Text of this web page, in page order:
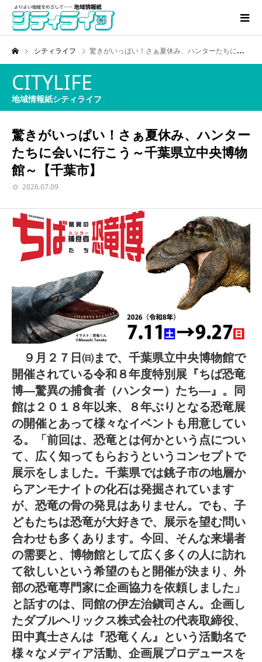
シティライフ 驚きがいっぱい！さぁ夏休み、ハンターたちに会いに行こう～千葉県立中央博物館～【千葉市】
CITYLIFE
地域情報紙シティライフ
驚きがいっぱい！さぁ夏休み、ハンター
たちに会いに行こう～千葉県立中央博物
館～【千葉市】
2026.07.09
９月２７日㈰まで、千葉県立中央博物館で
開催されている令和８年度特別展『ちば恐竜
博―驚異の捕食者（ハンター）たち―』。同
館は２０１８年以来、８年ぶりとなる恐竜展
の開催とあって様々なイベントも用意してい
る。「前回は、恐竜とは何かという点につい
て、広く知ってもらおうというコンセプトで
展示をしました。千葉県では銚子市の地層か
らアンモナイトの化石は発掘されています
が、恐竜の骨の発見はありません。でも、子
どもたちは恐竜が大好きで、展示を望む問い
合わせも多くあります。今回、そんな来場者
の需要と、博物館として広く多くの人に訪れ
て欲しいという希望のもと開催が決まり、外
部の恐竜専門家に企画協力を依頼しました」
と話すのは、同館の伊左治鎭司さん。企画し
たダブルヘリックス株式会社の代表取締役、
田中真士さんは『恐竜くん』という活動名で
様々なメディア活動、企画展プロデュースを